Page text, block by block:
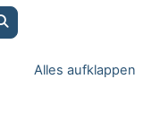
Kurse suchen
Alles aufklappen